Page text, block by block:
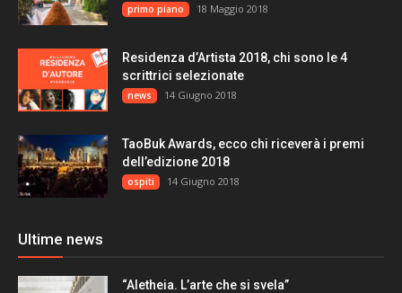
primo piano 18 Maggio 2018
Residenza d’Artista 2018, chi sono le 4
scrittrici selezionate
news 14 Giugno 2018
TaoBuk Awards, ecco chi riceverà i premi
dell’edizione 2018
ospiti 14 Giugno 2018
Ultime news
“Aletheia. L’arte che si svela”